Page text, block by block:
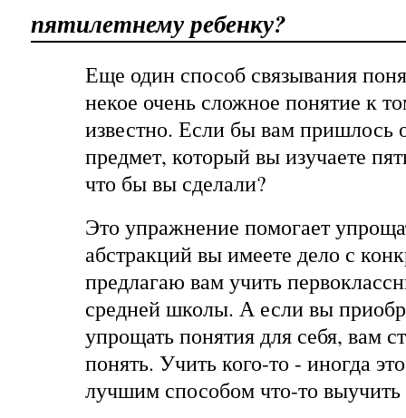
пятилетнему ребенку?
Еще один способ связывания
некое очень сложное понятие к
известно. Если бы вам пришлось
предмет, который вы изучаете
что бы вы сделали?
Это упражнение помогает
абстракций вы имеете дело с
предлагаю вам учить
средней школы. А если вы
упрощать понятия для себя, вам
понять. Учить кого-то - иногда
лучшим способом что-то